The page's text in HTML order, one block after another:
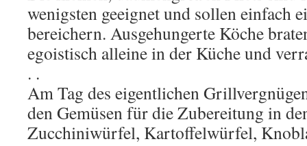
wenigsten geeignet und sollen einfach
bereichern. Ausgehungerte Köche
egoistisch alleine in der Küche und
. .
Am Tag des eigentlichen
den Gemüsen für die Zubereitung in
Zucchiniwürfel, Kartoffelwürfel,